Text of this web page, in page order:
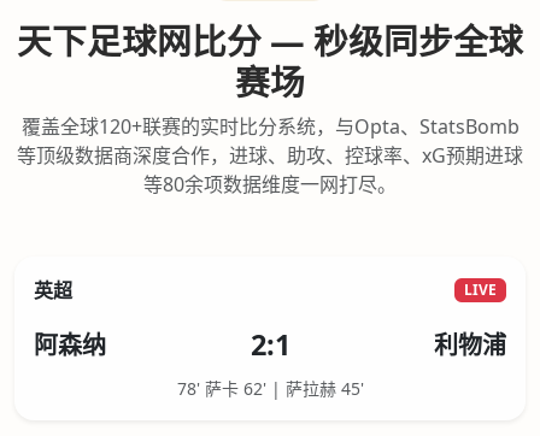
天下足球网比分 — 秒级同步全球
赛场
覆盖全球120+联赛的实时比分系统，与Opta、StatsBomb
等顶级数据商深度合作，进球、助攻、控球率、xG预期进球
等80余项数据维度一网打尽。
英超 LIVE
阿森纳 2:1 利物浦
78' 萨卡 62' | 萨拉赫 45'